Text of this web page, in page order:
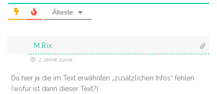
Älteste
M.Rix
2 Jahre zuvor
Da hier ja die im Text erwähnten „zusätzlichen Infos“ fehlen
(wofür ist dann dieser Text?):